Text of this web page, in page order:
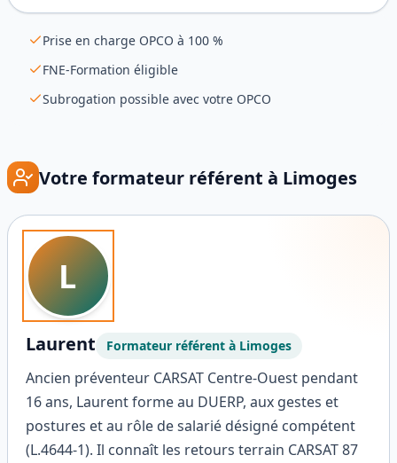
Prise en charge OPCO à 100 %
FNE-Formation éligible
Subrogation possible avec votre OPCO
Votre formateur référent à Limoges
L
Laurent Formateur référent à Limoges
Ancien préventeur CARSAT Centre-Ouest pendant
16 ans, Laurent forme au DUERP, aux gestes et
postures et au rôle de salarié désigné compétent
(L.4644-1). Il connaît les retours terrain CARSAT 87